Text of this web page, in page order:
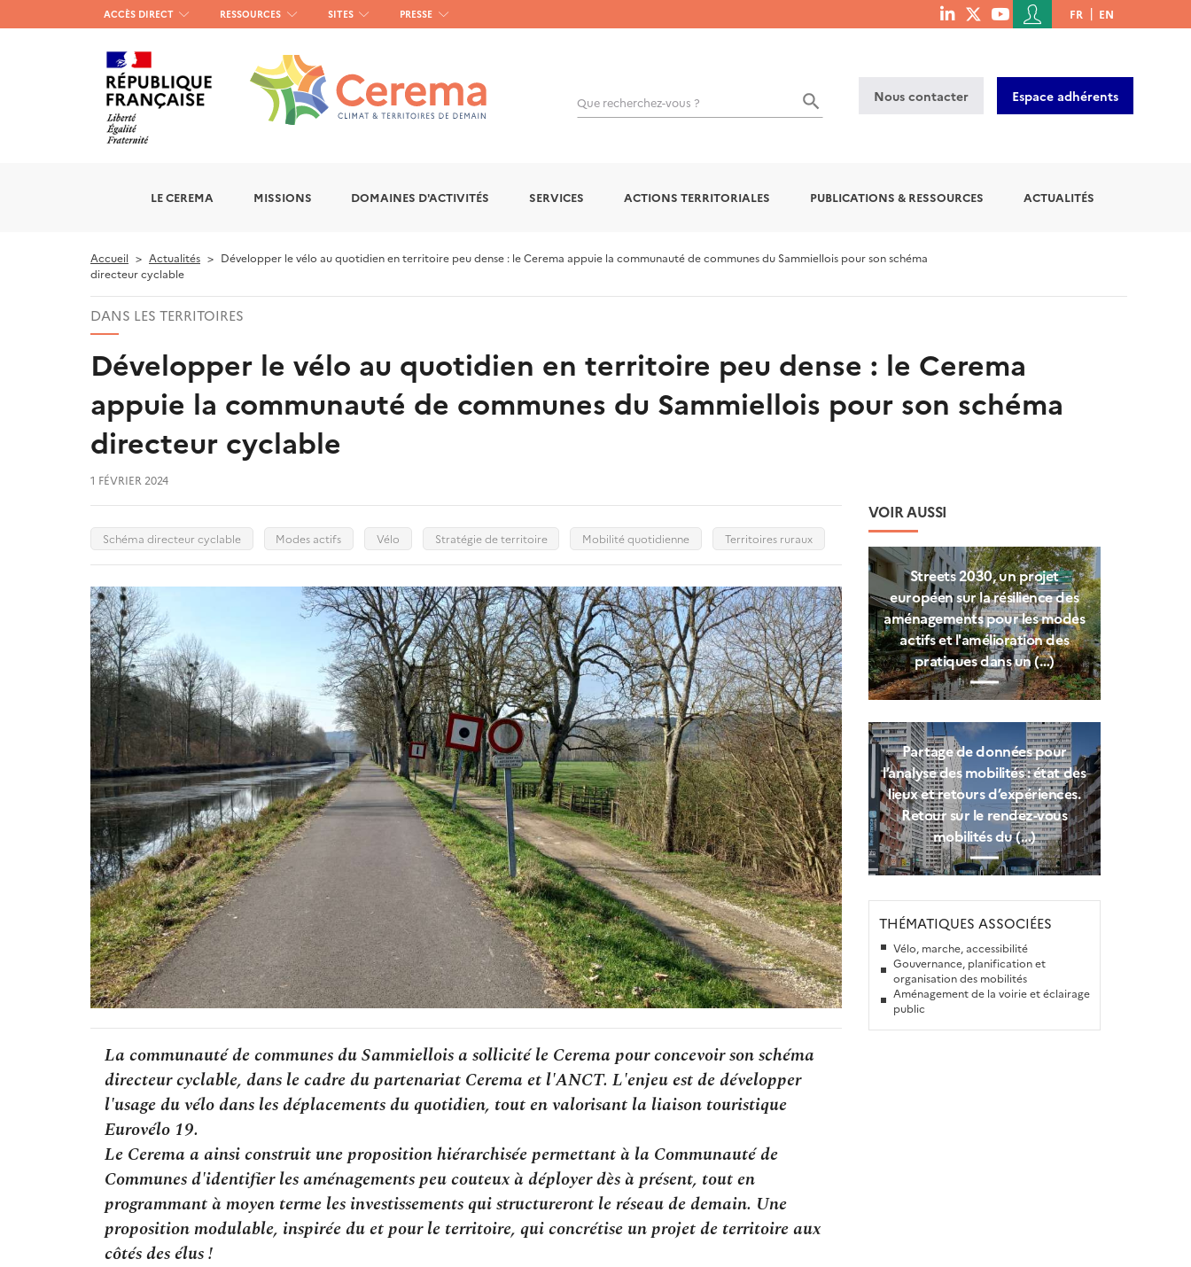
Menu
haut
gauche
ACCÈS DIRECT RESSOURCES SITES PRESSE
menu
Menu
du
de
l'utilisateur
FR EN
Que recherchez-vous ? Nous contacter Espace adhérents
LE CEREMA MISSIONS DOMAINES D'ACTIVITÉS SERVICES ACTIONS TERRITORIALES PUBLICATIONS & RESSOURCES ACTUALITÉS
Accueil Actualités
Développer le vélo au quotidien en territoire peu dense : le Cerema appuie la communauté de communes du Sammiellois pour son schéma
directeur cyclable
DANS LES TERRITOIRES
Développer le vélo au quotidien en territoire peu dense : le Cerema
appuie la communauté de communes du Sammiellois pour son schéma
directeur cyclable
1 FÉVRIER 2024
Schéma directeur cyclable Modes actifs Vélo Stratégie de territoire Mobilité quotidienne Territoires ruraux
La communauté de communes du Sammiellois a sollicité le Cerema pour concevoir son schéma
directeur cyclable, dans le cadre du partenariat Cerema et l'ANCT. L'enjeu est de développer
l'usage du vélo dans les déplacements du quotidien, tout en valorisant la liaison touristique
Eurovélo 19.
Le Cerema a ainsi construit une proposition hiérarchisée permettant à la Communauté de
Communes d'identifier les aménagements peu couteux à déployer dès à présent, tout en
programmant à moyen terme les investissements qui structureront le réseau de demain. Une
proposition modulable, inspirée du et pour le territoire, qui concrétise un projet de territoire aux
côtés des élus !
VOIR AUSSI
Streets 2030, un projet
européen sur la résilience des
aménagements pour les modes
actifs et l'amélioration des
pratiques dans un (…)
Partage de données pour
l’analyse des mobilités : état des
lieux et retours d’expériences.
Retour sur le rendez-vous
mobilités du (…)
THÉMATIQUES ASSOCIÉES
Vélo, marche, accessibilité
Gouvernance, planification et
organisation des mobilités
Aménagement de la voirie et éclairage
public